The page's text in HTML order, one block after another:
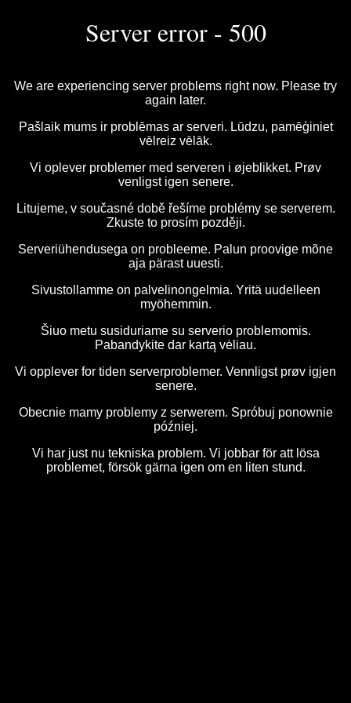
Server error - 500
We are experiencing server problems right now. Please try
again later.
Pašlaik mums ir problēmas ar serveri. Lūdzu, pamēģiniet
vēlreiz vēlāk.
Vi oplever problemer med serveren i øjeblikket. Prøv
venligst igen senere.
Litujeme, v současné době řešíme problémy se serverem.
Zkuste to prosím později.
Serveriühendusega on probleeme. Palun proovige mõne
aja pärast uuesti.
Sivustollamme on palvelinongelmia. Yritä uudelleen
myöhemmin.
Šiuo metu susiduriame su serverio problemomis.
Pabandykite dar kartą vėliau.
Vi opplever for tiden serverproblemer. Vennligst prøv igjen
senere.
Obecnie mamy problemy z serwerem. Spróbuj ponownie
później.
Vi har just nu tekniska problem. Vi jobbar för att lösa
problemet, försök gärna igen om en liten stund.